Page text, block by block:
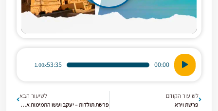
נגן
אודיו
00:00
53:35
1.00x
לשיעור הקודם
פרשת וירא
לשיעור הבא
פרשת תולדות – יעקב ועשו התמימות אל מול התחכום